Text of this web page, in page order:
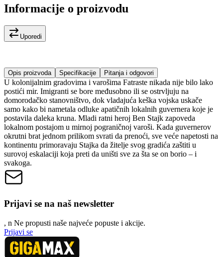
Informacije o proizvodu
Uporedi
Opis proizvoda Specifikacije Pitanja i odgovori
U kolonijalnim gradovima i varošima Fatraste nikada nije bilo lako
postići mir. Imigranti se bore međusobno ili se ostrvljuju na
domorodačko stanovništvo, dok vladajuća keška vojska uskače
samo kako bi nametala odluke apatičnih lokalnih guvernera koje je
postavila daleka kruna. Mladi ratni heroj Ben Stajk zapoveda
lokalnom postajom u mirnoj pograničnoj varoši. Kada guvernerov
okrutni brat jednom prilikom svrati da prenoći, sve veće napetosti na
kontinentu primoravaju Stajka da žitelje svog gradića zaštiti u
surovoj eskalaciji koja preti da uništi sve za šta se on borio – i
svakoga.
Prijavi se na naš newsletter
, n Ne propusti naše najveće popuste i akcije.
Prijavi se